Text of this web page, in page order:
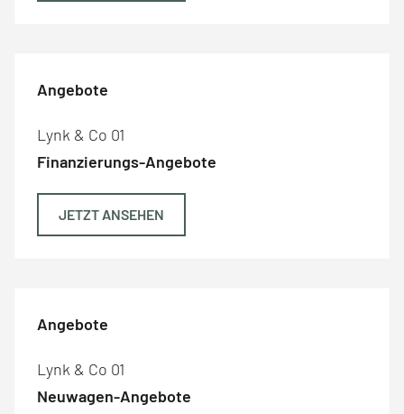
Angebote
Lynk & Co 01
Finanzierungs-Angebote
JETZT ANSEHEN
Angebote
Lynk & Co 01
Neuwagen-Angebote